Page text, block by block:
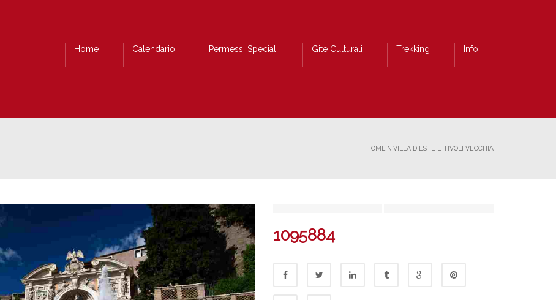
Home Calendario Permessi Speciali Gite Culturali Trekking Info
HOME \ VILLA D'ESTE E TIVOLI VECCHIA
1095884